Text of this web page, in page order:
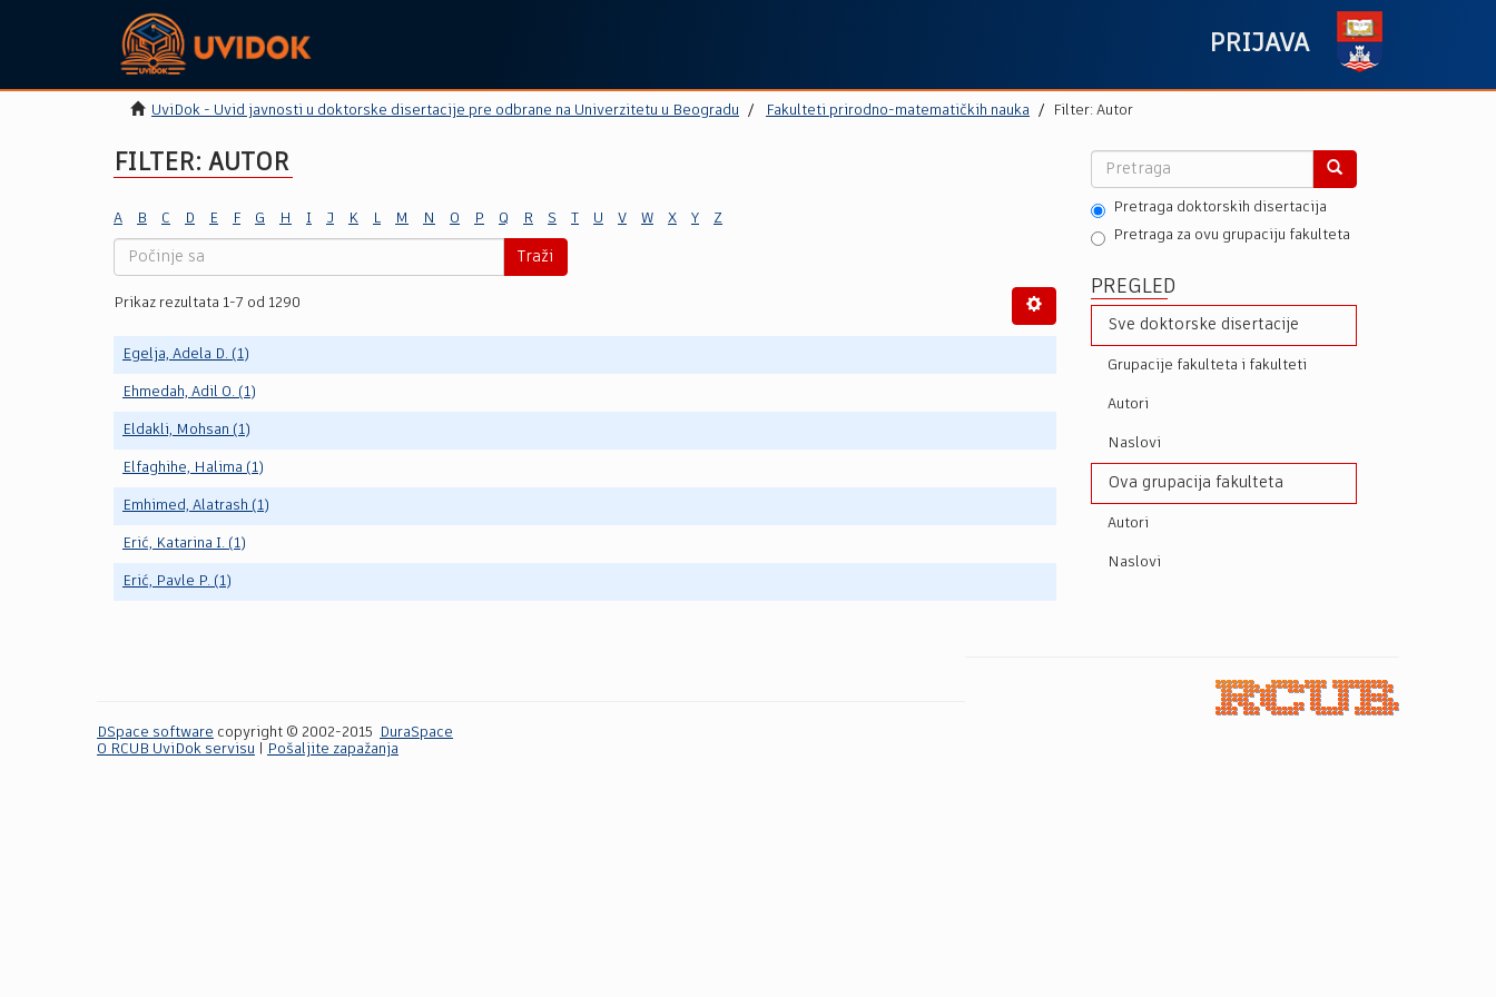
PRIJAVA
UviDok - Uvid javnosti u doktorske disertacije pre odbrane na Univerzitetu u Beogradu Fakulteti prirodno-matematičkih nauka Filter: Autor
FILTER: AUTOR
A B C D E F G H I J K L M N O P Q R S T U V W X Y Z
Traži
Prikaz rezultata 1-7 od 1290
Egelja, Adela D. (1)
Ehmedah, Adil O. (1)
Eldakli, Mohsan (1)
Elfaghihe, Halima (1)
Emhimed, Alatrash (1)
Erić, Katarina I. (1)
Erić, Pavle P. (1)
Pretraga doktorskih disertacija
Pretraga za ovu grupaciju fakulteta
PREGLED
Sve doktorske disertacije
Grupacije fakulteta i fakulteti
Autori
Naslovi
Ova grupacija fakulteta
Autori
Naslovi
DSpace software copyright © 2002-2015
DuraSpace
O RCUB UviDok servisu
Pošaljite zapažanja